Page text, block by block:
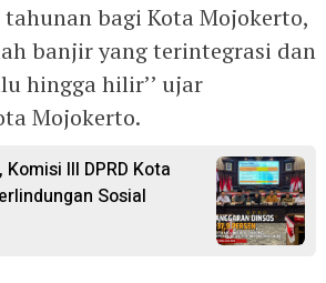
bagi Kota Mojokerto,
banjir yang terintegrasi dan
hingga hilir’’ ujar
Mojokerto.
III DPRD Kota
Sosial